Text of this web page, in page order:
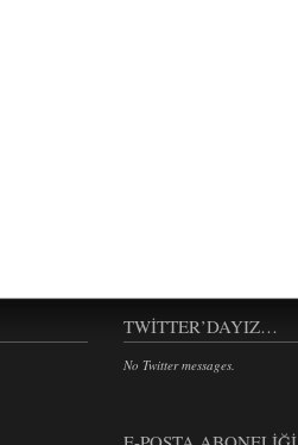
TWITTER’DAYIZ…
No Twitter messages.